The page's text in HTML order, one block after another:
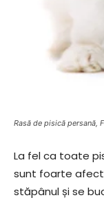
Rasă de pisică persană,
La fel ca toate
sunt foarte
stăpânul și se